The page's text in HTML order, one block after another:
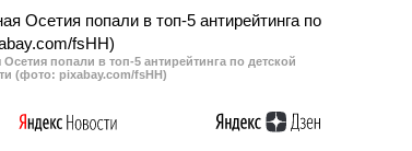
попали в топ-5 антирейтинга по детской
(фото: pixabay.com/fsHH)